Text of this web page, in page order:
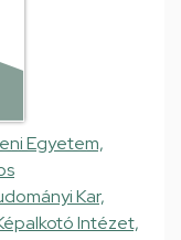
Egyetem,
Kar,
Intézet,